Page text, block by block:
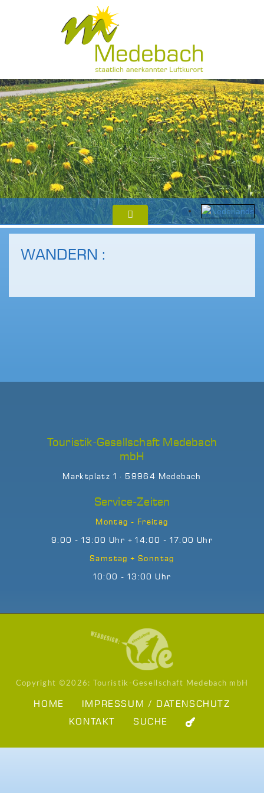
WANDERN :
Touristik-Gesellschaft Medebach
mbH
Marktplatz 1 · 59964 Medebach
Service-Zeiten
Montag - Freitag
9:00 - 13:00 Uhr + 14:00 - 17:00 Uhr
Samstag + Sonntag
10:00 - 13:00 Uhr
Copyright ©2026: Touristik-Gesellschaft Medebach mbH
HOME
IMPRESSUM / DATENSCHUTZ
KONTAKT
SUCHE